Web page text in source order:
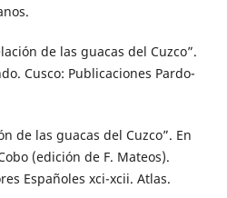
de las guacas del Cuzco”.
Cusco: Publicaciones Pardo-
de las guacas del Cuzco”. En
(edición de F. Mateos).
Españoles xci-xcii. Atlas.